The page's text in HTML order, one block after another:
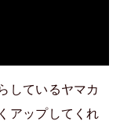
しているヤマカ
アップしてくれ